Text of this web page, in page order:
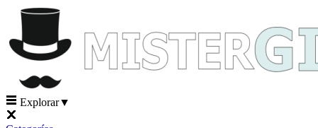
Explorar▼